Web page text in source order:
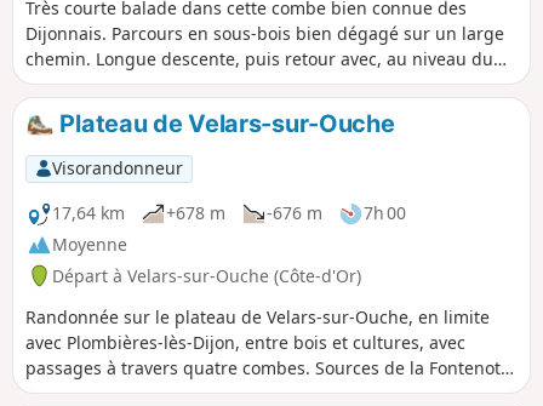
Très courte balade dans cette combe bien connue des
Dijonnais. Parcours en sous-bois bien dégagé sur un large
chemin. Longue descente, puis retour avec, au niveau du
rucher, une courte montée bien pentue. Très bon balisage.
Plusieurs autres itinéraires sont proposés sur place.
Plateau de Velars-sur-Ouche
Visorandonneur
17,64 km
+678 m -676 m
7h 00
Moyenne
Départ à Velars-sur-Ouche (Côte-d'Or)
Randonnée sur le plateau de Velars-sur-Ouche, en limite
avec Plombières-lès-Dijon, entre bois et cultures, avec
passages à travers quatre combes. Sources de la Fontenotte
et de la Tuilerie sur l'itinéraire.